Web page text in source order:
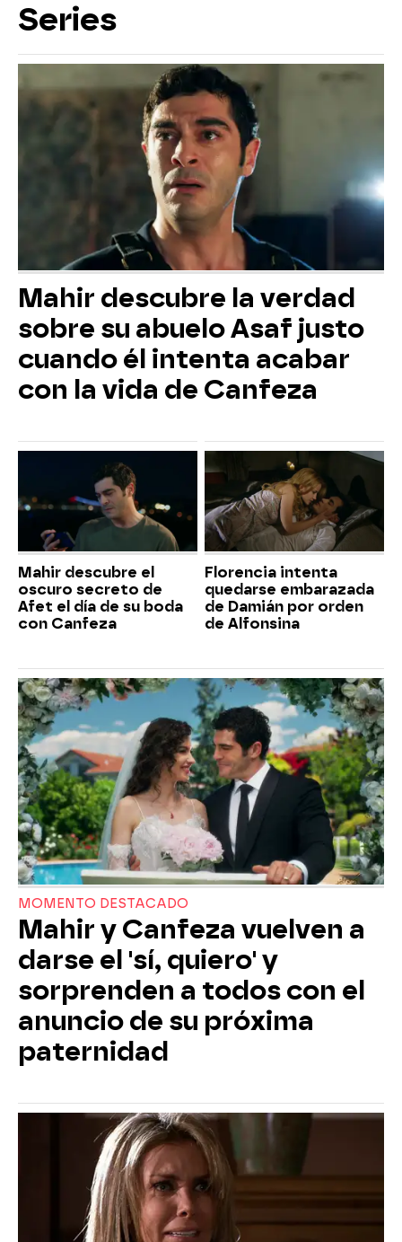
Series
Mahir descubre la verdad
sobre su abuelo Asaf justo
cuando él intenta acabar
con la vida de Canfeza
Mahir descubre el
oscuro secreto de
Afet el día de su boda
con Canfeza
Florencia intenta
quedarse embarazada
de Damián por orden
de Alfonsina
MOMENTO DESTACADO
Mahir y Canfeza vuelven a
darse el 'sí, quiero' y
sorprenden a todos con el
anuncio de su próxima
paternidad